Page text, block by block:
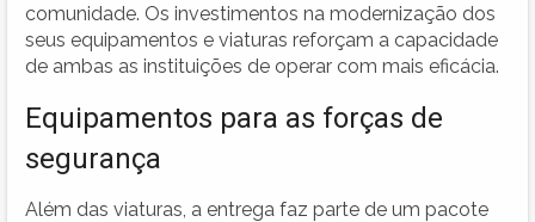
comunidade. Os investimentos na modernização dos
seus equipamentos e viaturas reforçam a capacidade
de ambas as instituições de operar com mais eficácia.
Equipamentos para as forças de
segurança
Além das viaturas, a entrega faz parte de um pacote